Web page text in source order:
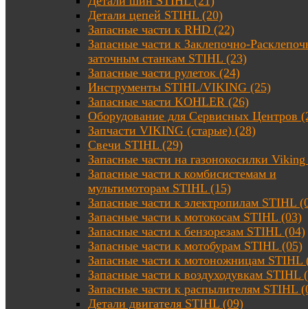
Детали цепей STIHL (20)
Запасные части к RHD (22)
Запасные части к Заклепочно-
заточным станкам STIHL (23)
Запасные части рулеток (24)
Инструменты STIHL/VIKING (25)
Запасные части KOHLER (26)
Оборудование для Сервисных Центров
Запчасти VIKING (старые) (28)
Свечи STIHL (29)
Запасные части на газонокосилки
Запасные части к комбисистемам и
мультимоторам STIHL (15)
Запасные части к электропилам STIHL
Запасные части к мотокосам STIHL (03)
Запасные части к бензорезам STIHL (04)
Запасные части к мотобурам STIHL (05)
Запасные части к мотоножницам STIHL
Запасные части к воздуходувкам STIHL
Запасные части к распылителям STIHL
Детали двигателя STIHL (09)